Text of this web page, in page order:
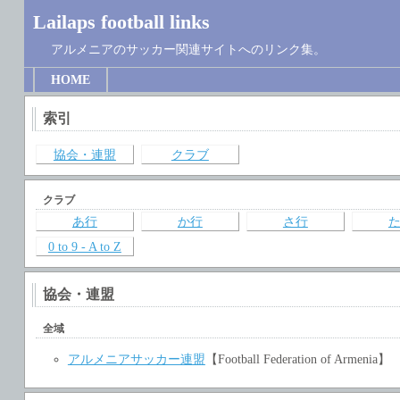
Lailaps football links
アルメニアのサッカー関連サイトへのリンク集。
HOME
索引
協会・連盟 クラブ
クラブ
あ行 か行 さ行
0 to 9 - A to Z
協会・連盟
全域
アルメニアサッカー連盟 【Football Federation of Armenia】